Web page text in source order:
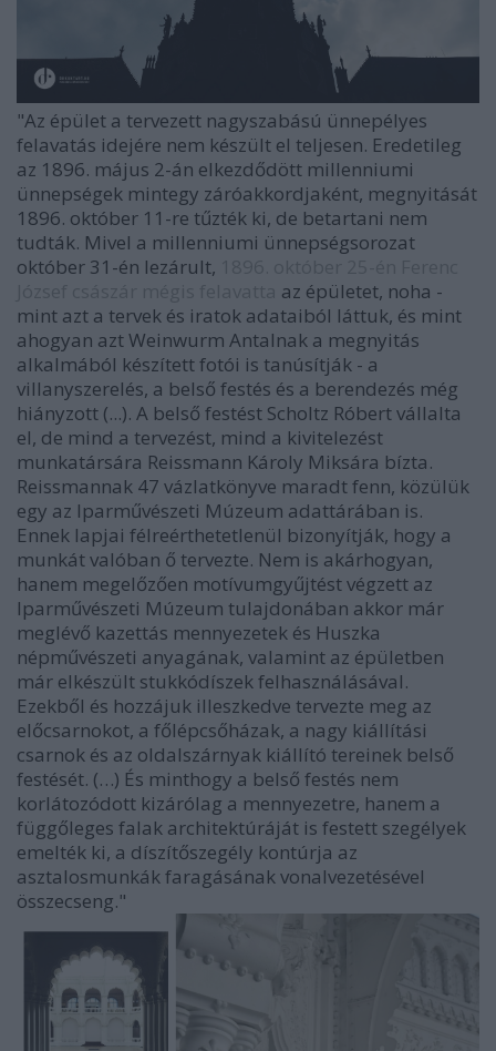
"Az épület a tervezett nagyszabású ünnepélyes
felavatás idejére nem készült el teljesen. Eredetileg
az 1896. május 2-án elkezdődött millenniumi
ünnepségek mintegy záróakkordjaként, megnyitását
1896. október 11-re tűzték ki, de betartani nem
tudták. Mivel a millenniumi ünnepségsorozat
október 31-én lezárult,
az épületet, noha -
mint azt a tervek és iratok adataiból láttuk, és mint
ahogyan azt Weinwurm Antalnak a megnyitás
alkalmából készített fotói is tanúsítják - a
villanyszerelés, a belső festés és a berendezés még
hiányzott (...). A belső festést Scholtz Róbert vállalta
el, de mind a tervezést, mind a kivitelezést
munkatársára Reissmann Károly Miksára bízta.
Reissmannak 47 vázlatkönyve maradt fenn, közülük
egy az Iparművészeti Múzeum adattárában is.
Ennek lapjai félreérthetetlenül bizonyítják, hogy a
munkát valóban ő tervezte. Nem is akárhogyan,
hanem megelőzően motívumgyűjtést végzett az
Iparművészeti Múzeum tulajdonában akkor már
meglévő kazettás mennyezetek és Huszka
népművészeti anyagának, valamint az épületben
már elkészült stukkódíszek felhasználásával.
Ezekből és hozzájuk illeszkedve tervezte meg az
előcsarnokot, a főlépcsőházak, a nagy kiállítási
csarnok és az oldalszárnyak kiállító tereinek belső
festését. (…) És minthogy a belső festés nem
korlátozódott kizárólag a mennyezetre, hanem a
függőleges falak architektúráját is festett szegélyek
emelték ki, a díszítőszegély kontúrja az
asztalosmunkák faragásának vonalvezetésével
összecseng."